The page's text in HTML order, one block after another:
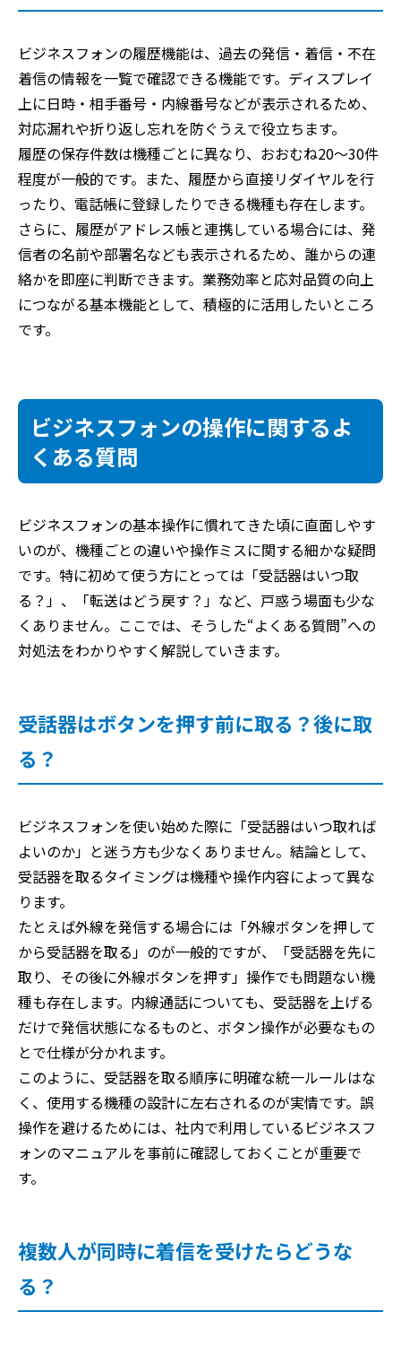
ビジネスフォンの履歴機能は、過去の発信・着信・不在
着信の情報を一覧で確認できる機能です。ディスプレイ
上に日時・相手番号・内線番号などが表示されるため、
対応漏れや折り返し忘れを防ぐうえで役立ちます。
履歴の保存件数は機種ごとに異なり、おおむね20〜30件
程度が一般的です。また、履歴から直接リダイヤルを行
ったり、電話帳に登録したりできる機種も存在します。
さらに、履歴がアドレス帳と連携している場合には、発
信者の名前や部署名なども表示されるため、誰からの連
絡かを即座に判断できます。業務効率と応対品質の向上
につながる基本機能として、積極的に活用したいところ
です。
ビジネスフォンの操作に関するよ
くある質問
ビジネスフォンの基本操作に慣れてきた頃に直面しやす
いのが、機種ごとの違いや操作ミスに関する細かな疑問
です。特に初めて使う方にとっては「受話器はいつ取
る？」、「転送はどう戻す？」など、戸惑う場面も少な
くありません。ここでは、そうした“よくある質問”への
対処法をわかりやすく解説していきます。
受話器はボタンを押す前に取る？後に取
る？
ビジネスフォンを使い始めた際に「受話器はいつ取れば
よいのか」と迷う方も少なくありません。結論として、
受話器を取るタイミングは機種や操作内容によって異な
ります。
たとえば外線を発信する場合には「外線ボタンを押して
から受話器を取る」のが一般的ですが、「受話器を先に
取り、その後に外線ボタンを押す」操作でも問題ない機
種も存在します。内線通話についても、受話器を上げる
だけで発信状態になるものと、ボタン操作が必要なもの
とで仕様が分かれます。
このように、受話器を取る順序に明確な統一ルールはな
く、使用する機種の設計に左右されるのが実情です。誤
操作を避けるためには、社内で利用しているビジネスフ
ォンのマニュアルを事前に確認しておくことが重要で
す。
複数人が同時に着信を受けたらどうな
る？